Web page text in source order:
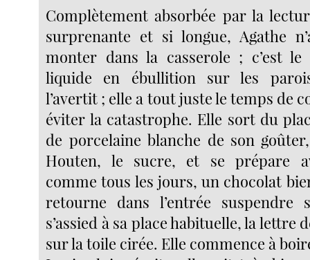
Complètement absorbée par la
surprenante et si longue, Agathe
monter dans la casserole ; c’est
liquide en ébullition sur les
l’avertit ; elle a tout juste le temps de
éviter la catastrophe. Elle sort du
de porcelaine blanche de son
Houten, le sucre, et se prépare
comme tous les jours, un chocolat
retourne dans l’entrée suspendre
s’assied à sa place habituelle, la lettre
sur la toile cirée. Elle commence à